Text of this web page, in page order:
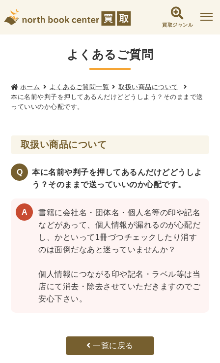
買取ジャンル
社会学書・人文書籍関係
哲学書・心理学・思想書
他哲学書 倫理学・道徳 宗教書
文化人類学・民俗学
東洋哲学
東洋思想
社会学
福祉 ・NGO・NPO
軍事・外交・国際関係
歴史書・地理
世界史 他歴史地理学
地図・地理・地域研究
日本史
考古学書
ビジネス書
マーケティング・セールス
マネジメント・人材管理・リーダーシップ
アート・建築・デザイン・音楽
よくあるご質問
ホーム よくあるご質問一覧
取扱い商品について
本に名前や判子を押してあるんだけどどうしよう？そのままで送
っていいのか心配です。
取扱い商品について
Q
本に名前や判子を押してあるんだけどどうしよ
う？そのままで送っていいのか心配です。
書籍に会社名・団体名・個人名等の印や記名
などがあって、個人情報が漏れるのが心配だ
し、かといって1冊づつチェックしたり消す
のは面倒だなあと迷っていませんか？
個人情報につながる印や記名・ラベル等は当
店にて消去・除去させていただきますのでご
安心下さい。
一覧に戻る